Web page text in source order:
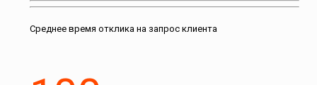
Среднее время отклика на запрос клиента